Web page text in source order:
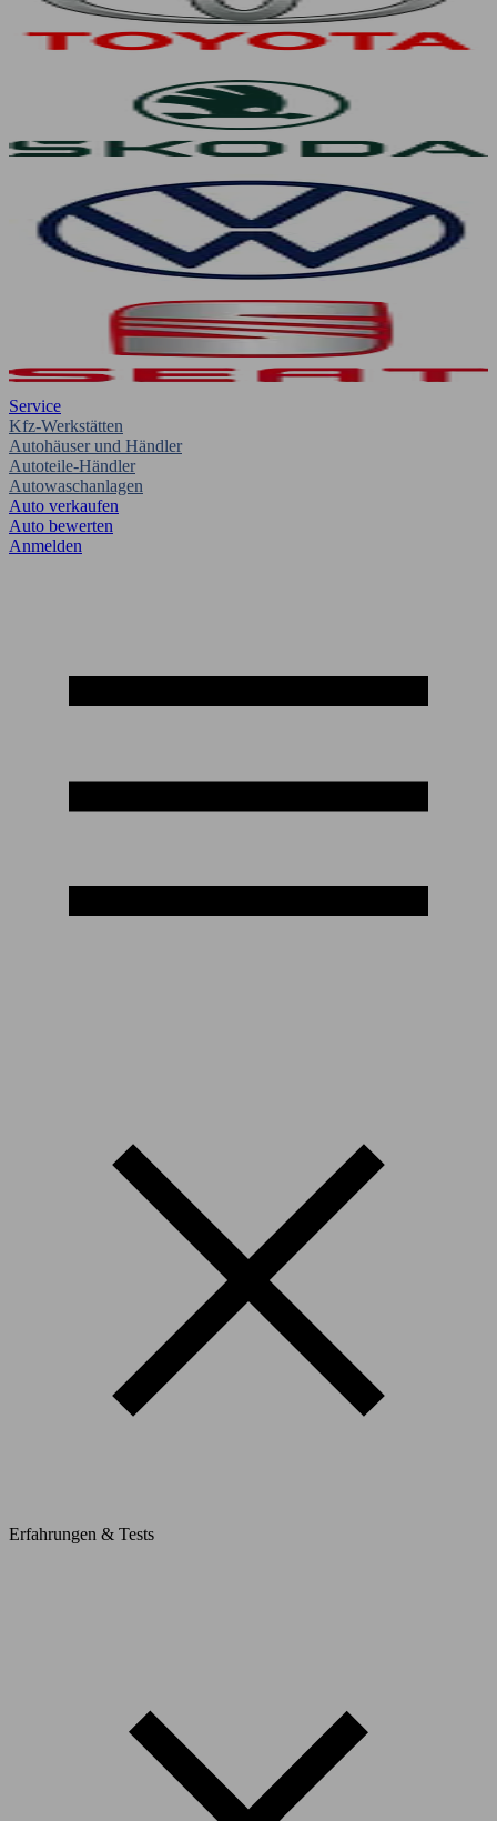
Service
Kfz-Werkstätten
Autohäuser und Händler
Autoteile-Händler
Autowaschanlagen
Auto verkaufen
Auto bewerten
Anmelden
Erfahrungen & Tests